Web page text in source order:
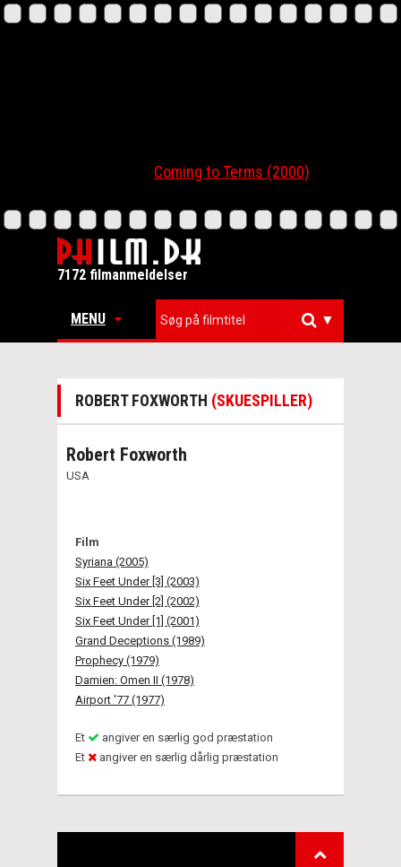
Coming to Terms (2000)
7172 filmanmeldelser
MENU ▼
ROBERT FOXWORTH (SKUESPILLER)
Robert Foxworth
USA
Film
Syriana (2005)
Six Feet Under [3] (2003)
Six Feet Under [2] (2002)
Six Feet Under [1] (2001)
Grand Deceptions (1989)
Prophecy (1979)
Damien: Omen II (1978)
Airport '77 (1977)
Et
angiver en særlig god præstation
Et
angiver en særlig dårlig præstation